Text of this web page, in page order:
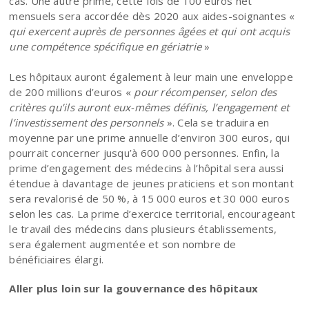
mensuels sera accordée dès 2020 aux aides-soignantes «
qui exercent auprès de personnes âgées et qui ont acquis
une compétence spécifique en gériatrie»
Les hôpitaux auront également à leur main une enveloppe
de 200 millions d’euros « pour récompenser, selon des
critères qu’ils auront eux-mêmes définis, l’engagement et
l’investissement des personnels ». Cela se traduira en
moyenne par une prime annuelle d’environ 300 euros, qui
pourrait concerner jusqu’à 600 000 personnes. Enfin, la
prime d’engagement des médecins à l’hôpital sera aussi
étendue à davantage de jeunes praticiens et son montant
sera revalorisé de 50 %, à 15 000 euros et 30 000 euros
selon les cas. La prime d’exercice territorial, encourageant
le travail des médecins dans plusieurs établissements,
sera également augmentée et son nombre de
bénéficiaires élargi.
Aller plus loin sur la gouvernance des hôpitaux